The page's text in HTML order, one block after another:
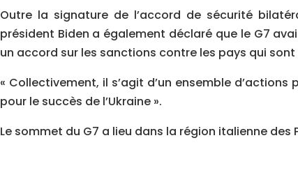
Outre la signature de l’accord de sécurité
président Biden a également déclaré que le G7
un accord sur les sanctions contre les pays qui
« Collectivement, il s’agit d’un ensemble
pour le succès de l’Ukraine ».
Le sommet du G7 a lieu dans la région italienne des